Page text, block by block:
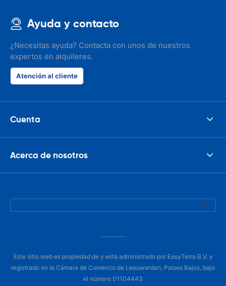
Ayuda y contacto
¿Necesitas ayuda? Contacta con unos de nuestros
expertos en alquileres.
Atención al cliente
Cuenta
Acerca de nosotros
Este sitio web es propiedad de y está administrado por EasyTerra B.V. y
registrado en la Cámara de Comercio de Leeuwarden, Países Bajos, bajo
el número 01104443